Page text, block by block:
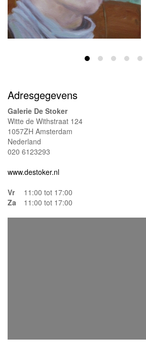
Adresgegevens
Galerie De Stoker
Witte de Withstraat 124
1057ZH Amsterdam
Nederland
020 6123293
www.destoker.nl
Vr
11:00 tot 17:00
Za
11:00 tot 17:00